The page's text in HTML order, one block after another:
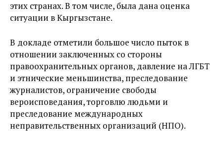
этих странах. В том числе, была дана оценка
ситуации в Кыргызстане.
В докладе отметили большое число пыток в
отношении заключенных со стороны
правоохранительных органов, давление на ЛГБТ
и этнические меньшинства, преследование
журналистов, ограничение свободы
вероисповедания, торговлю людьми и
преследование международных
неправительственных организаций (НПО).